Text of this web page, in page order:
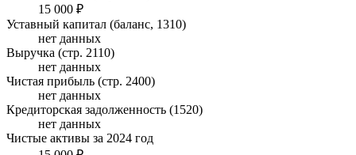
15 000 ₽
Уставный капитал (баланс, 1310)
нет данных
Выручка (стр. 2110)
нет данных
Чистая прибыль (стр. 2400)
нет данных
Кредиторская задолженность (1520)
нет данных
Чистые активы за 2024 год